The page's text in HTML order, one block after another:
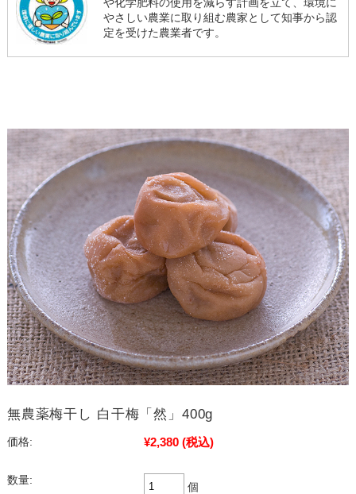
やさしい農業に取り組む農家として知事から認
定を受けた農業者です。
無農薬梅干し 白干梅「然」400g
価格: ¥2,380 (税込)
数量:
個